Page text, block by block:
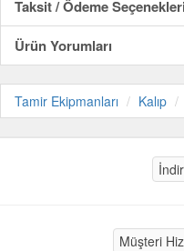
Taksit / Ödeme Seçenekleri
Ürün Yorumları
Tamir Ekipmanları Kalıp
Müşteri